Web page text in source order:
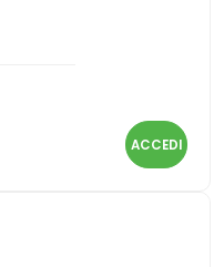
ACCEDI